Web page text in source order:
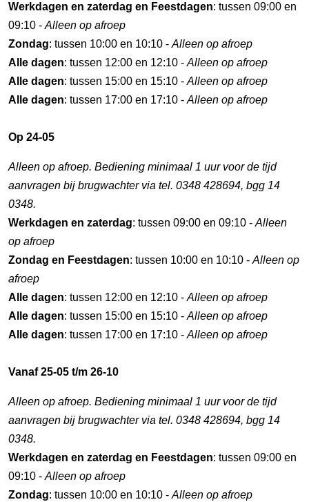
Werkdagen en zaterdag en Feestdagen: tussen 09:00 en
09:10 - Alleen op afroep
Zondag: tussen 10:00 en 10:10 - Alleen op afroep
Alle dagen: tussen 12:00 en 12:10 - Alleen op afroep
Alle dagen: tussen 15:00 en 15:10 - Alleen op afroep
Alle dagen: tussen 17:00 en 17:10 - Alleen op afroep
Op 24-05
Alleen op afroep. Bediening minimaal 1 uur voor de tijd
aanvragen bij brugwachter via tel. 0348 428694, bgg 14
0348.
Werkdagen en zaterdag: tussen 09:00 en 09:10 - Alleen
op afroep
Zondag en Feestdagen: tussen 10:00 en 10:10 - Alleen op
afroep
Alle dagen: tussen 12:00 en 12:10 - Alleen op afroep
Alle dagen: tussen 15:00 en 15:10 - Alleen op afroep
Alle dagen: tussen 17:00 en 17:10 - Alleen op afroep
Vanaf 25-05 t/m 26-10
Alleen op afroep. Bediening minimaal 1 uur voor de tijd
aanvragen bij brugwachter via tel. 0348 428694, bgg 14
0348.
Werkdagen en zaterdag en Feestdagen: tussen 09:00 en
09:10 - Alleen op afroep
Zondag: tussen 10:00 en 10:10 - Alleen op afroep